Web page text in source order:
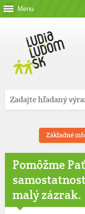
Menu
Základné
Pomôžme
malý zázrak.